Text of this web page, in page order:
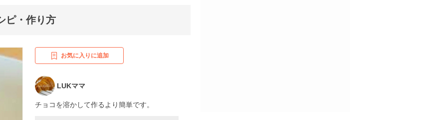
ピ・作り方
お気に入りに追加
LUKママ
チョコを溶かして作るより簡単です。